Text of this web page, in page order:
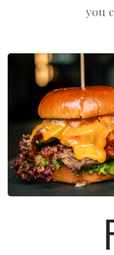
you